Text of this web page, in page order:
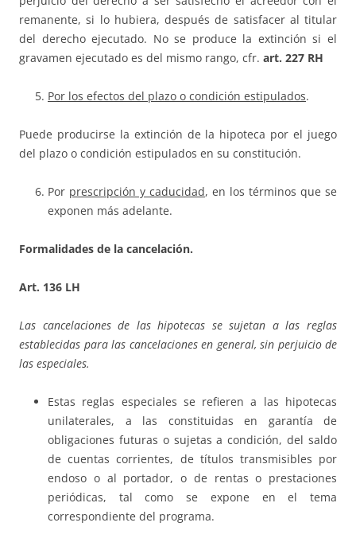
remanente, si lo hubiera, después de satisfacer al titular
del derecho ejecutado. No se produce la extinción si el
gravamen ejecutado es del mismo rango, cfr. art. 227 RH
Por los efectos del plazo o condición estipulados.
Puede producirse la extinción de la hipoteca por el juego
del plazo o condición estipulados en su constitución.
Por prescripción y caducidad, en los términos que se
exponen más adelante.
Formalidades de la cancelación.
Art. 136 LH
Las cancelaciones de las hipotecas se sujetan a las reglas
establecidas para las cancelaciones en general, sin perjuicio de
las especiales.
Estas reglas especiales se refieren a las hipotecas
unilaterales, a las constituidas en garantía de
obligaciones futuras o sujetas a condición, del saldo
de cuentas corrientes, de títulos transmisibles por
endoso o al portador, o de rentas o prestaciones
periódicas, tal como se expone en el tema
correspondiente del programa.